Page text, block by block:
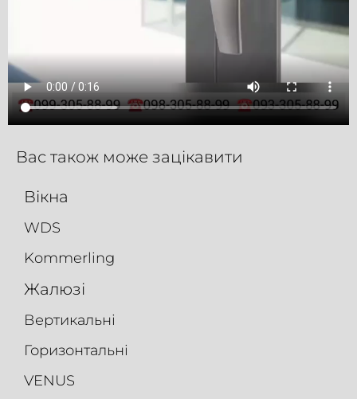
Вас також може зацікавити
Вікна
WDS
Kommerling
Жалюзі
Вертикальні
Горизонтальні
VENUS